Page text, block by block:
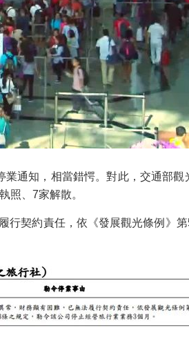
通知，相當錯愕。對此，交通部
照、7家解散。
契約責任，依《發展觀光條例》